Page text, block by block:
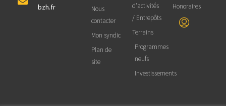
bzh.fr
Nous
contacter
Mon syndic
Plan de
site
d'activités
/ Entrepôts
Terrains
Programmes
neufs
Investissements
Honoraires